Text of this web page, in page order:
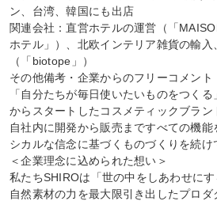
ン、台湾、韓国にも出店
関連会社：直営ホテルの運営（「
ホテル」）、北欧インテリア雑貨の輸入
（「biotope」）
その他備考・企業からのフリーコメント
「自分たちが毎日使いたいものをつく
からスタートしたコスメティックブラン
自社内に開発から販売まですべての機
シカルな信念に基づくものづくりを続け
＜企業理念に込められた想い＞
私たちSHIROは「世の中をしあわせにす
自然素材の力を最大限引き出したプロ